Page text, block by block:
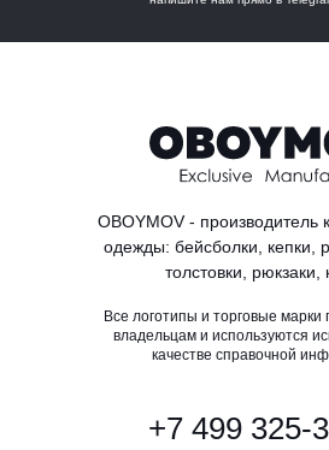
+7 499 325-
OBOYMOV - производитель
одежды: бейсболки, кепки,
толстовки, рюкзаки,
Все логотипы и торговые марки
владельцам и используются
качестве справочной